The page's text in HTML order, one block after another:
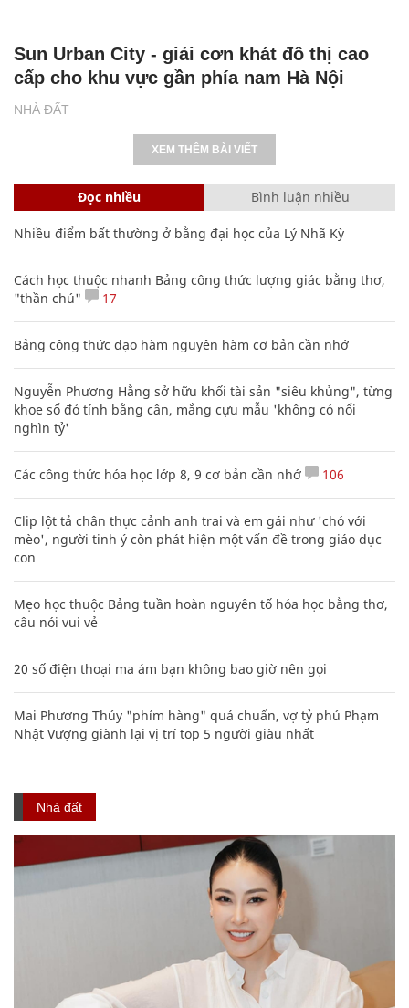
NHÀ ĐẤT
Sun Urban City - giải cơn khát đô thị cao
cấp cho khu vực gần phía nam Hà Nội
XEM THÊM BÀI VIẾT
Đọc nhiều Bình luận nhiều
Nhiều điểm bất thường ở bằng đại học của Lý Nhã Kỳ
Cách học thuộc nhanh Bảng công thức lượng giác bằng thơ,
"thần chú"
17
Bảng công thức đạo hàm nguyên hàm cơ bản cần nhớ
Nguyễn Phương Hằng sở hữu khối tài sản "siêu khủng", từng
khoe sổ đỏ tính bằng cân, mắng cựu mẫu 'không có nổi
nghìn tỷ'
Các công thức hóa học lớp 8, 9 cơ bản cần nhớ 106
Clip lột tả chân thực cảnh anh trai và em gái như 'chó với
mèo', người tinh ý còn phát hiện một vấn đề trong giáo dục
con
Mẹo học thuộc Bảng tuần hoàn nguyên tố hóa học bằng thơ,
câu nói vui vẻ
20 số điện thoại ma ám bạn không bao giờ nên gọi
Mai Phương Thúy "phím hàng" quá chuẩn, vợ tỷ phú Phạm
Nhật Vượng giành lại vị trí top 5 người giàu nhất
Nhà đất